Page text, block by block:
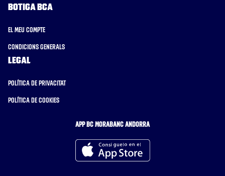
Botiga BCA
El meu compte
Condicions generals
Legal
Política de privacitat
Política de cookies
APP BC MORABANC ANDORRA